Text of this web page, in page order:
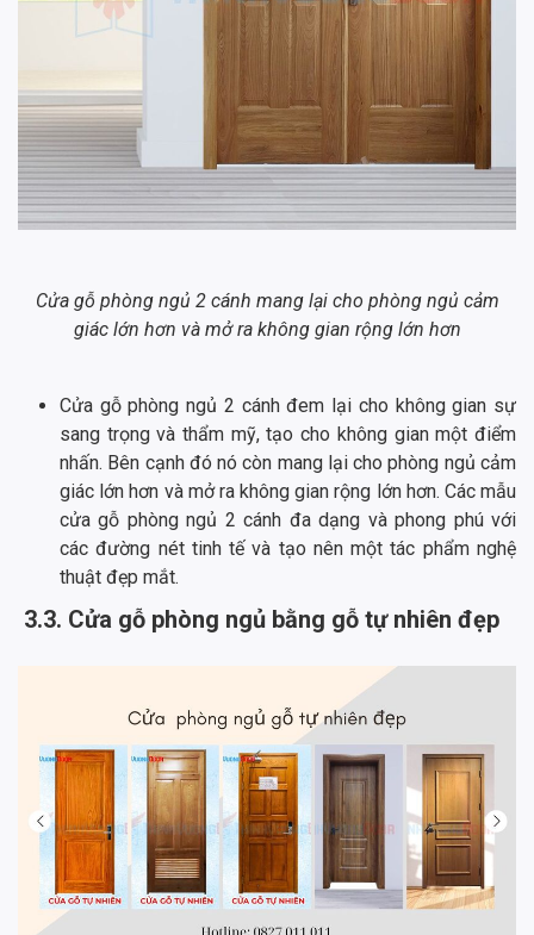
Cửa gỗ phòng ngủ 2 cánh mang lại cho phòng ngủ cảm
giác lớn hơn và mở ra không gian rộng lớn hơn
Cửa gỗ phòng ngủ 2 cánh đem lại cho không gian sự
sang trọng và thẩm mỹ, tạo cho không gian một điểm
nhấn. Bên cạnh đó nó còn mang lại cho phòng ngủ cảm
giác lớn hơn và mở ra không gian rộng lớn hơn. Các mẫu
cửa gỗ phòng ngủ 2 cánh đa dạng và phong phú với
các đường nét tinh tế và tạo nên một tác phẩm nghệ
thuật đẹp mắt.
3.3. Cửa gỗ phòng ngủ bằng gỗ tự nhiên đẹp